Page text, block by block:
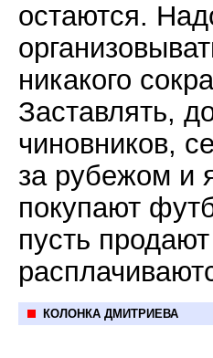
остаются.
никакого
Заставлять,
чиновников,
за рубежом и
покупают
пусть
КОЛОНКА ДМИТРИЕВА